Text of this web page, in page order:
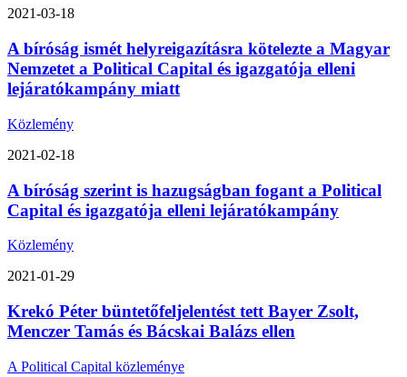
2021-03-18
A bíróság ismét helyreigazításra kötelezte a Magyar
Nemzetet a Political Capital és igazgatója elleni
lejáratókampány miatt
Közlemény
2021-02-18
A bíróság szerint is hazugságban fogant a Political
Capital és igazgatója elleni lejáratókampány
Közlemény
2021-01-29
Krekó Péter büntetőfeljelentést tett Bayer Zsolt,
Menczer Tamás és Bácskai Balázs ellen
A Political Capital közleménye